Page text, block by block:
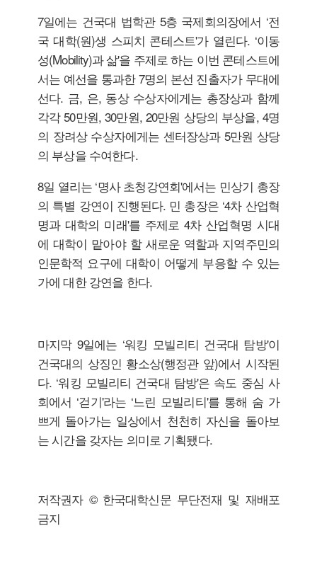
7일에는 건국대 법학관 5층 국제회의장에서 ‘전
국 대학(원)생 스피치 콘테스트'가 열린다. ‘이동
성(Mobility)과 삶'을 주제로 하는 이번 콘테스트에
서는 예선을 통과한 7명의 본선 진출자가 무대에
선다. 금, 은, 동상 수상자에게는 총장상과 함께
각각 50만원, 30만원, 20만원 상당의 부상을, 4명
의 장려상 수상자에게는 센터장상과 5만원 상당
의 부상을 수여한다.
8일 열리는 ‘명사 초청강연회'에서는 민상기 총장
의 특별 강연이 진행된다. 민 총장은 ‘4차 산업혁
명과 대학의 미래'를 주제로 4차 산업혁명 시대
에 대학이 맡아야 할 새로운 역할과 지역주민의
인문학적 요구에 대학이 어떻게 부응할 수 있는
가에 대한 강연을 한다.
마지막 9일에는 ‘워킹 모빌리티 건국대 탐방'이
건국대의 상징인 황소상(행정관 앞)에서 시작된
다. ‘워킹 모빌리티 건국대 탐방'은 속도 중심 사
회에서 ‘걷기'라는 ‘느린 모빌리티'를 통해 숨 가
쁘게 돌아가는 일상에서 천천히 자신을 돌아보
는 시간을 갖자는 의미로 기획됐다.
저작권자 © 한국대학신문 무단전재 및 재배포
금지